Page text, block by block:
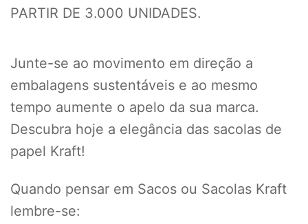
PARTIR DE 3.000 UNIDADES.
Junte-se ao movimento em direção a
embalagens sustentáveis e ao mesmo
tempo aumente o apelo da sua marca.
Descubra hoje a elegância das sacolas de
papel Kraft!
Quando pensar em Sacos ou Sacolas Kraft
lembre-se: